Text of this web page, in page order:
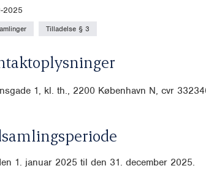
2025
Tilladelse § 3
1, kl. th., 2200 København N, cvr
1. januar 2025 til den 31. december 2025.